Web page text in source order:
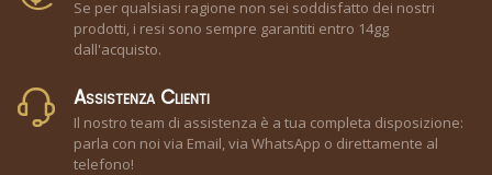
Se per qualsiasi ragione non sei soddisfatto dei nostri
prodotti, i resi sono sempre garantiti entro 14gg
dall'acquisto.
Assistenza Clienti
Il nostro team di assistenza è a tua completa disposizione:
parla con noi via Email, via WhatsApp o direttamente al
telefono!